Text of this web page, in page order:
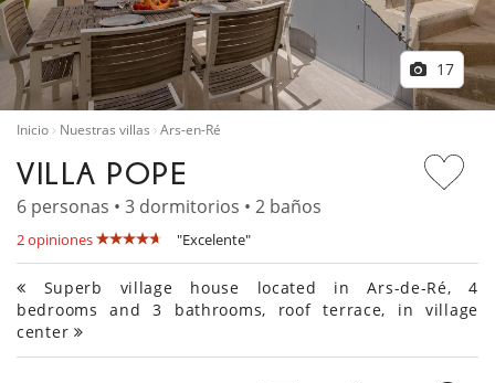
17
Inicio Nuestras villas Ars-en-Ré
VILLA POPE
6 personas • 3 dormitorios • 2 baños
2 opiniones "Excelente"
Superb village house located in Ars-de-Ré, 4
bedrooms and 3 bathrooms, roof terrace, in village
center